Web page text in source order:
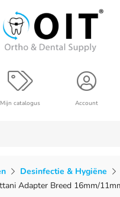
Account
Mijn catalogus
Desinfectie & Hygiëne
Adapter Breed 16mm/